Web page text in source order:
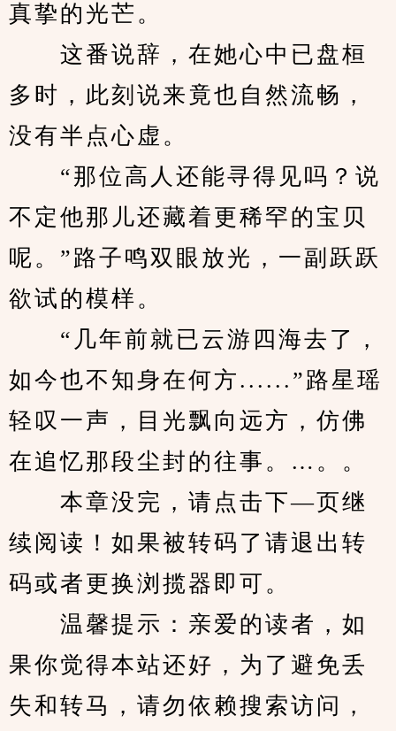
真挚的光芒。
这番说辞，在她心中已盘桓
多时，此刻说来竟也自然流畅，
没有半点心虚。
“那位高人还能寻得见吗？说
不定他那儿还藏着更稀罕的宝贝
呢。”路子鸣双眼放光，一副跃跃
欲试的模样。
“几年前就已云游四海去了，
如今也不知身在何方......”路星瑶
轻叹一声，目光飘向远方，仿佛
在追忆那段尘封的往事。…。。
本章没完，请点击下—页继
续阅读！如果被转码了请退出转
码或者更换浏揽器即可。
温馨提示：亲爱的读者，如
果你觉得本站还好，为了避免丢
失和转马，请勿依赖搜索访问，